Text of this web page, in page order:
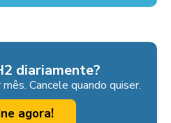
diariamente?
Cancele quando quiser.
agora!